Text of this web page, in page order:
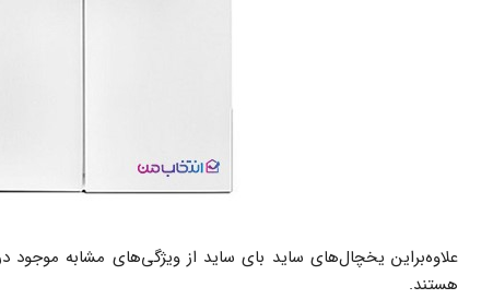
علاوه‌براین یخچال‌های ساید بای ساید از ویژگی‌های مشابه موجود
هستند.